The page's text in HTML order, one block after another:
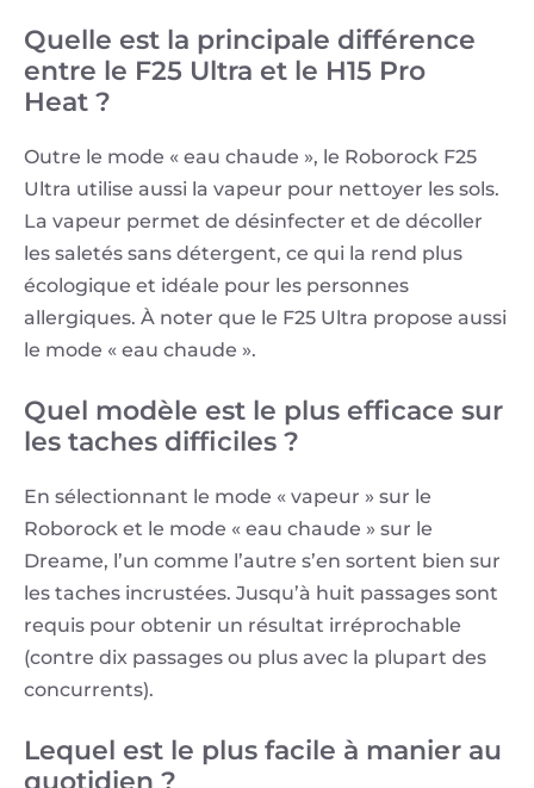
Quelle est la principale différence
entre le F25 Ultra et le H15 Pro
Heat ?
Outre le mode « eau chaude », le Roborock F25
Ultra utilise aussi la vapeur pour nettoyer les sols.
La vapeur permet de désinfecter et de décoller
les saletés sans détergent, ce qui la rend plus
écologique et idéale pour les personnes
allergiques. À noter que le F25 Ultra propose aussi
le mode « eau chaude ».
Quel modèle est le plus efficace sur
les taches difficiles ?
En sélectionnant le mode « vapeur » sur le
Roborock et le mode « eau chaude » sur le
Dreame, l’un comme l’autre s’en sortent bien sur
les taches incrustées. Jusqu’à huit passages sont
requis pour obtenir un résultat irréprochable
(contre dix passages ou plus avec la plupart des
concurrents).
Lequel est le plus facile à manier au
quotidien ?